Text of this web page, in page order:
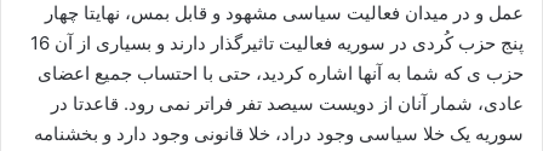
عمل و در میدان فعالیت سیاسی مشهود و قابل بمس، نهایتا چهار
پنج حزب کُردی در سوریه فعالیت تاثیرگذار دارند و بسیاری از آن 16
حزب ی که شما به آنها اشاره کردید، حتی با احتساب جمیع اعضای
عادی، شمار آنان از دویست سیصد تفر فراتر نمی رود. قاعدتا در
سوریه یک خلا سیاسی وجود دراد، خلا قانونی وجود دارد و بخشنامه